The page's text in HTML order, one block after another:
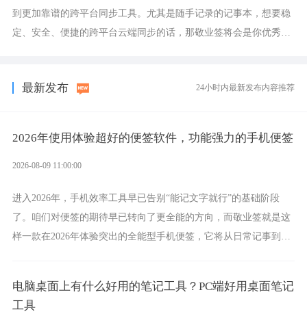
到更加靠谱的跨平台同步工具。尤其是随手记录的记事本，想要稳
定、安全、便捷的跨平台云端同步的话，那敬业签将会是你优秀的
最新发布 24小时内最新发布内容推荐
2026年使用体验超好的便签软件，功能强力的手机便签
2026-08-09 11:00:00
进入2026年，手机效率工具早已告别“能记文字就行”的基础阶段
了。咱们对便签的期待早已转向了更全能的方向，而敬业签就是这
样一款在2026年体验突出的全能型手机便签，它将从日常记事到时
电脑桌面上有什么好用的笔记工具？PC端好用桌面笔记
工具